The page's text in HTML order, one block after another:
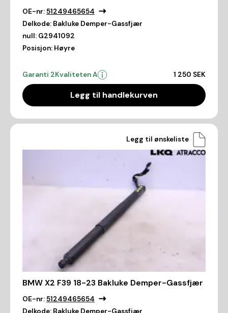
OE-nr:51249465654
Delkode: Bakluke Demper-Gassfjær
null: G2941092
Posisjon: Høyre
Garanti 2Kvaliteten A 1 250 SEK
Legg til handlekurven
Legg til ønskeliste
BMW X2 F39 18-23 Bakluke Demper-Gassfjær
OE-nr:51249465654